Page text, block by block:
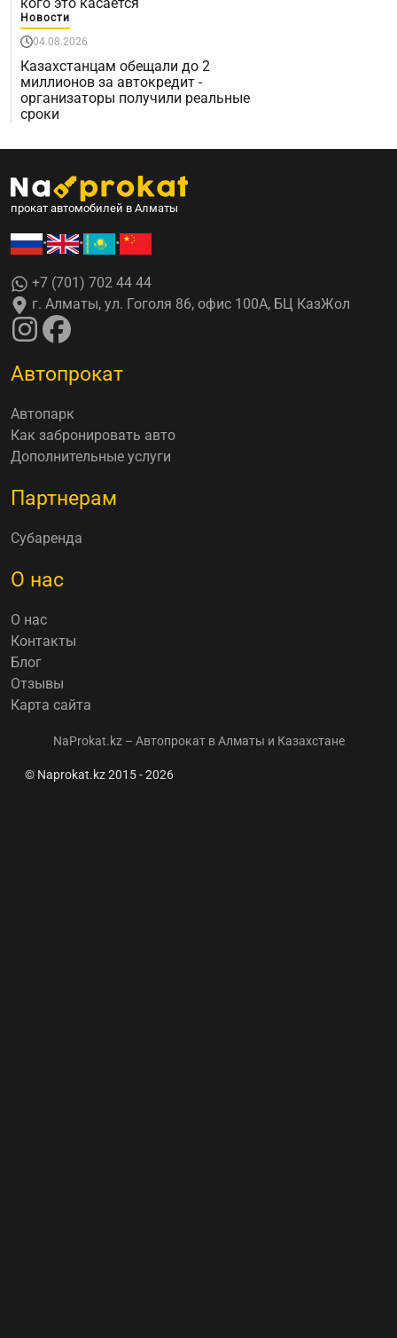
Новости
04.08.2026
Казахстанцам обещали до 2
миллионов за автокредит -
организаторы получили реальные
сроки
прокат автомобилей в Алматы
• • •
+7 (701) 702 44 44
г. Алматы, ул. Гоголя 86, офис 100А, БЦ КазЖол
Автопрокат
Автопарк
Как забронировать авто
Дополнительные услуги
Партнерам
Субаренда
О нас
О нас
Контакты
Блог
Отзывы
Карта сайта
NaProkat.kz – Автопрокат в Алматы и Казахстане
© Naprokat.kz 2015 - 2026